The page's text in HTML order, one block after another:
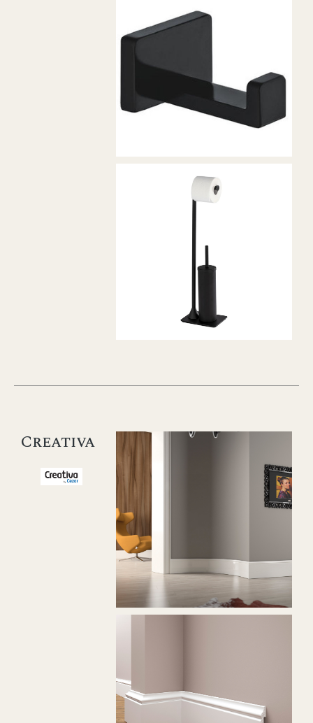
Creativa